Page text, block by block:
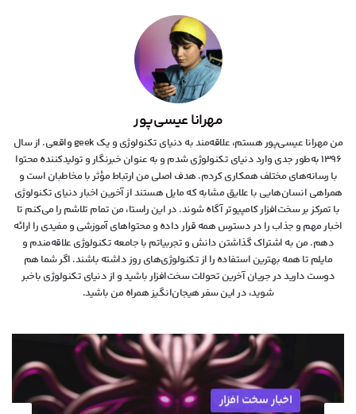
مهرانا عیسی‌پور
من مهرانا عیسی‌پور هستم، علاقه‌مند به دنیای تکنولوژی و یک geek واقعی. از سال
۱۳۹۶ به‌طور جدی وارد دنیای تکنولوژی شدم و به عنوان خبرنگار و تولیدکننده محتوا
با رسانه‌های مختلف همکاری کردم. هدف اصلی من ارتباط مؤثر با مخاطبان است و
همراهی انسان‌هایی با علایق مشابه که مایل هستند از آخرین اخبار دنیای تکنولوژی
با تمرکز بر سخت‌افزار کامپیوتر آگاه شوند. در این راستا، من تمام تلاشم را می‌کنم تا
اخبار مهم و جذاب را در دسترس همه قرار داده و محتواهای آموزشی و مفیدی را ارائه
دهم. من به اشتراک گذاشتن دانش و تجربیاتم با جامعه تکنولوژی علاقه‌مندم و
مایلم تا همه بهترین استفاده را از تکنولوژی‌های روز داشته باشند. اگر شما هم
دوست دارید در جریان آخرین تحولات سخت‌افزار باشید و از دنیای تکنولوژی‌ باخبر
شوید، در این سفر هیجان‌انگیز همراه من باشید.
اخبار سخت افزار